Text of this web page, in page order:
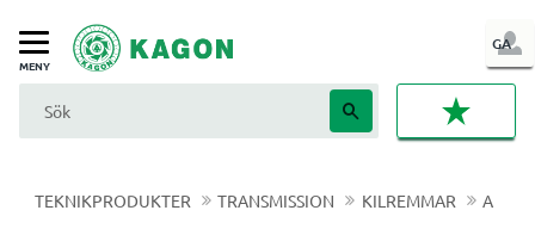
Meny
GA
IN
TEKNIKPRODUKTER TRANSMISSION KILREMMAR A